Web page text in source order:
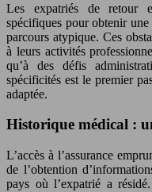
Les expatriés de retour
spécifiques pour obtenir
parcours atypique. Ces
à leurs activités
qu’à des défis
spécificités est le premier
adaptée.
Historique médical :
L’accès à l’assurance
de l’obtention
pays où l’expatrié a